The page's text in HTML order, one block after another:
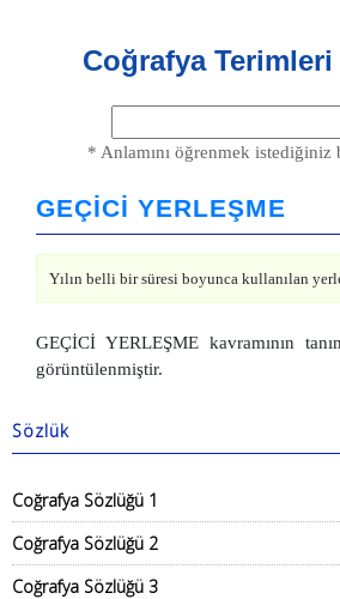
Coğrafya
* Anlamını öğrenmek istediğiniz
GEÇİCİ YERLEŞME
Yılın belli bir süresi boyunca kullanılan
GEÇİCİ YERLEŞME kavramının
görüntülenmiştir.
Sözlük
Coğrafya Sözlüğü 1
Coğrafya Sözlüğü 2
Coğrafya Sözlüğü 3